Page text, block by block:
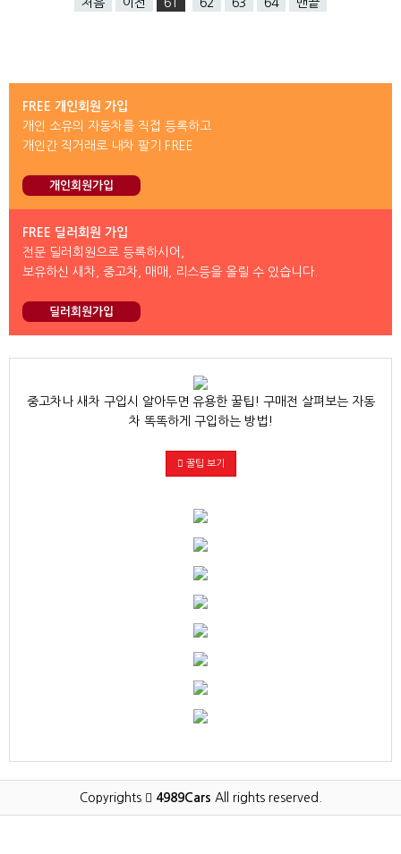
처음 이전 61 62 63 64 맨끝
FREE 개인회원 가입
개인 소유의 자동차를 직접 등록하고
개인간 직거래로 내차 팔기 FREE
개인회원가입
FREE 딜러회원 가입
전문 딜러회원으로 등록하시어,
보유하신 새차, 중고차, 매매, 리스등을 올릴 수 있습니다.
딜러회원가입
중고차나 새차 구입시 알아두면 유용한 꿀팁! 구매전 살펴보는 자동
차 똑똑하게 구입하는 방법!
꿀팁 보기
Copyrights 4989Cars All rights reserved.